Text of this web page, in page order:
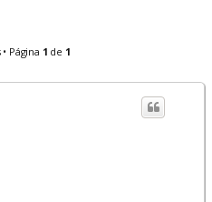
Página 1 de 1